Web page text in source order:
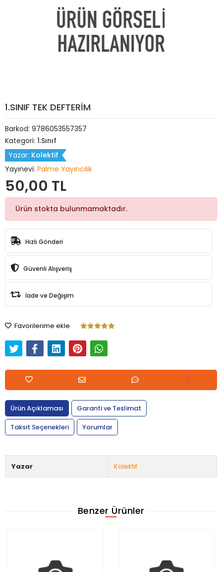
1.SINIF TEK DEFTERİM
Barkod: 9786053557357
Kategori: 1.Sınıf
Yazar: Kolektif
Yayınevi: Palme Yayıncılık
50,00 TL
Ürün stokta bulunmamaktadır.
Hızlı Gönderi
Güvenli Alışveriş
İade ve Değişim
Favorilerime ekle
Ürün Açıklaması
Garanti ve Teslimat
Taksit Seçenekleri
Yorumlar
Yazar Kolektif
Benzer Ürünler